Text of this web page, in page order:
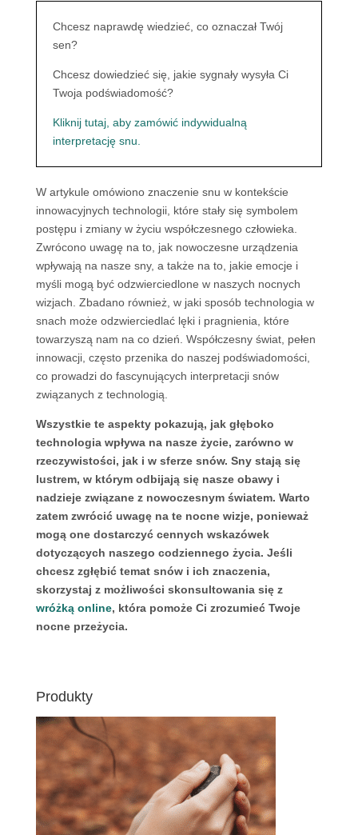
Chcesz naprawdę wiedzieć, co oznaczał Twój
sen?
Chcesz dowiedzieć się, jakie sygnały wysyła Ci
Twoja podświadomość?
Kliknij tutaj, aby zamówić indywidualną
interpretację snu.
W artykule omówiono znaczenie snu w kontekście
innowacyjnych technologii, które stały się symbolem
postępu i zmiany w życiu współczesnego człowieka.
Zwrócono uwagę na to, jak nowoczesne urządzenia
wpływają na nasze sny, a także na to, jakie emocje i
myśli mogą być odzwierciedlone w naszych nocnych
wizjach. Zbadano również, w jaki sposób technologia w
snach może odzwierciedlać lęki i pragnienia, które
towarzyszą nam na co dzień. Współczesny świat, pełen
innowacji, często przenika do naszej podświadomości,
co prowadzi do fascynujących interpretacji snów
związanych z technologią.
Wszystkie te aspekty pokazują, jak głęboko
technologia wpływa na nasze życie, zarówno w
rzeczywistości, jak i w sferze snów. Sny stają się
lustrem, w którym odbijają się nasze obawy i
nadzieje związane z nowoczesnym światem. Warto
zatem zwrócić uwagę na te nocne wizje, ponieważ
mogą one dostarczyć cennych wskazówek
dotyczących naszego codziennego życia. Jeśli
chcesz zgłębić temat snów i ich znaczenia,
skorzystaj z możliwości skonsultowania się z
wróżką online, która pomoże Ci zrozumieć Twoje
nocne przeżycia.
Produkty